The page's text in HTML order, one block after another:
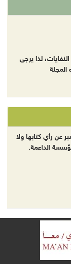
لذا يرجى
المجلة
عن رأي كتابها ولا
الداعمة.